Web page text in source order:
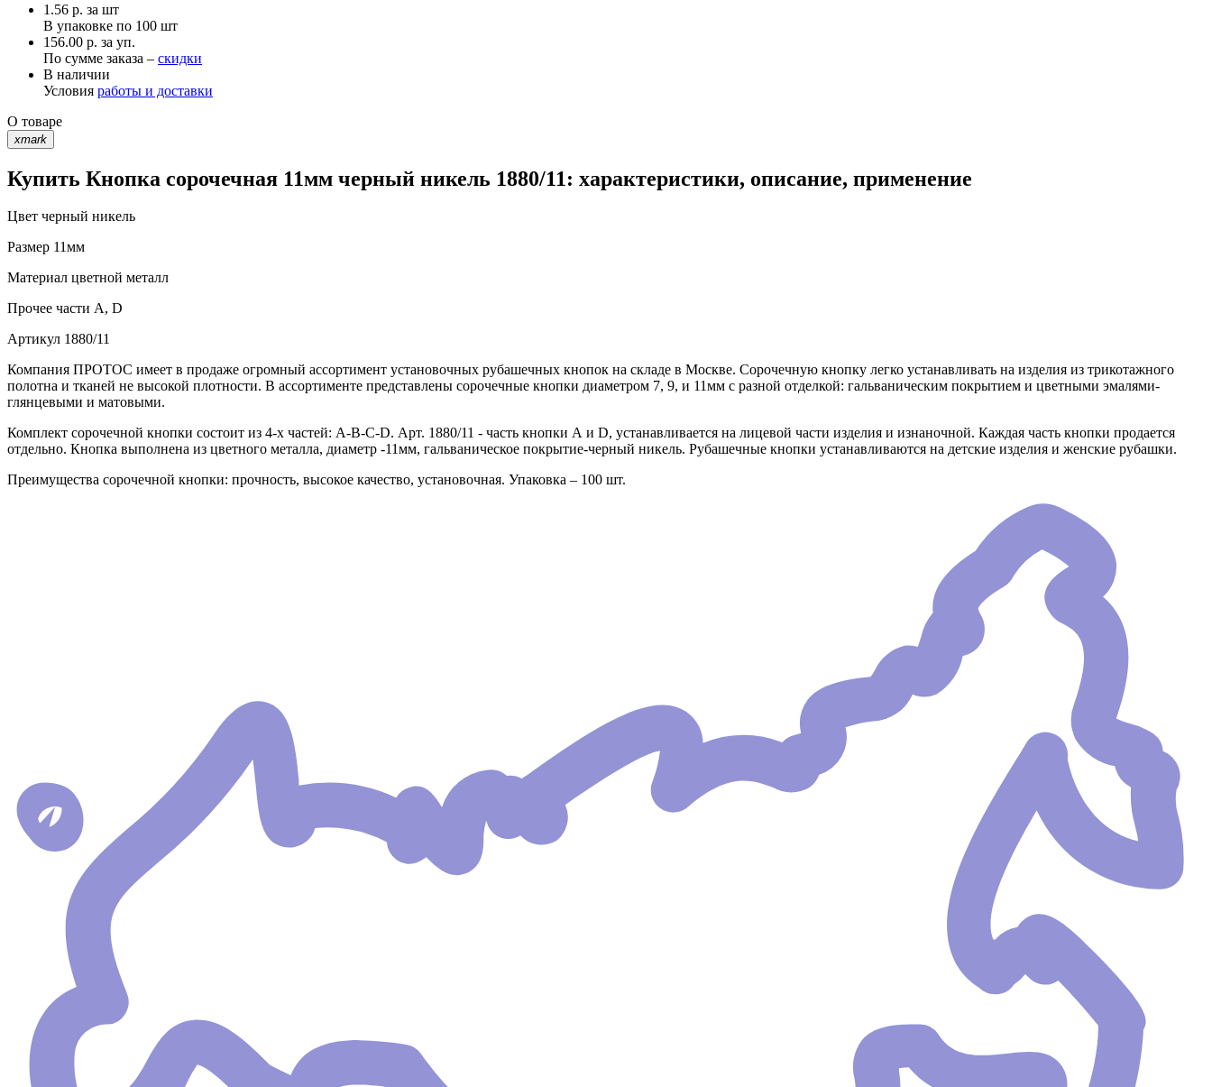
1.56 р. за шт
В упаковке по 100 шт
156.00 р. за уп.
По сумме заказа – скидки
В наличии
Условия работы и доставки
О товаре
xmark
Купить Кнопка сорочечная 11мм черный никель 1880/11: характеристики, описание, применение
Цвет черный никель
Размер 11мм
Материал цветной металл
Прочее части А, D
Артикул 1880/11
Компания ПРОТОС имеет в продаже огромный ассортимент установочных рубашечных кнопок на складе в Москве. Сорочечную кнопку легко устанавливать на изделия из трикотажного
полотна и тканей не высокой плотности. В ассортименте представлены сорочечные кнопки диаметром 7, 9, и 11мм с разной отделкой: гальваническим покрытием и цветными эмалями-
глянцевыми и матовыми.
Комплект сорочечной кнопки состоит из 4-х частей: А-В-С-D. Арт. 1880/11 - часть кнопки А и D, устанавливается на лицевой части изделия и изнаночной. Каждая часть кнопки продается
отдельно. Кнопка выполнена из цветного металла, диаметр -11мм, гальваническое покрытие-черный никель. Рубашечные кнопки устанавливаются на детские изделия и женские рубашки.
Преимущества сорочечной кнопки: прочность, высокое качество, установочная. Упаковка – 100 шт.